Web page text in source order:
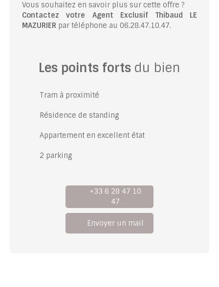
Vous souhaitez en savoir plus sur cette offre ?
Contactez votre Agent Exclusif Thibaud LE
MAZURIER par téléphone au 06.28.47.10.47.
Les points forts du bien
Tram à proximité
Résidence de standing
Appartement en excellent état
2 parking
+33 6 28 47 10
47
Envoyer un mail